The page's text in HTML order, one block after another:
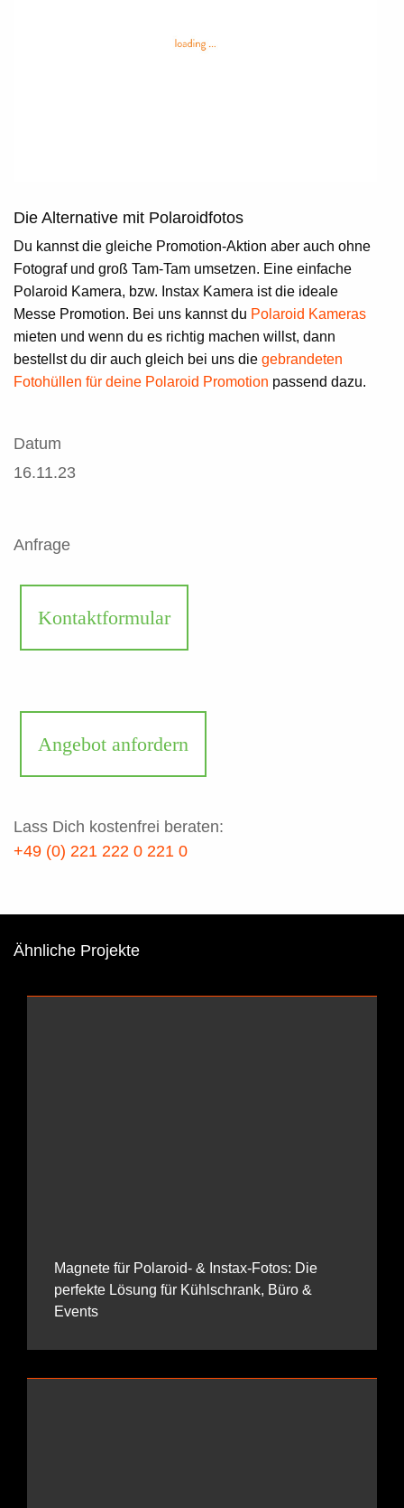
Die Alternative mit Polaroidfotos
Du kannst die gleiche Promotion-Aktion aber auch ohne
Fotograf und groß Tam-Tam umsetzen. Eine einfache
Polaroid Kamera, bzw. Instax Kamera ist die ideale
Messe Promotion. Bei uns kannst du Polaroid Kameras
mieten und wenn du es richtig machen willst, dann
bestellst du dir auch gleich bei uns die gebrandeten
Fotohüllen für deine Polaroid Promotion passend dazu.
Datum
16.11.23
Anfrage
Kontaktformular
Angebot anfordern
Lass Dich kostenfrei beraten:
+49 (0) 221 222 0 221 0
Ähnliche Projekte
Magnete für Polaroid- & Instax-Fotos: Die
perfekte Lösung für Kühlschrank, Büro &
Events